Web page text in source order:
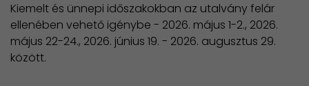
Kiemelt és ünnepi időszakokban az utalvány felár
ellenében vehető igénybe - 2026. május 1-2., 2026.
május 22-24., 2026. június 19. - 2026. augusztus 29.
között.